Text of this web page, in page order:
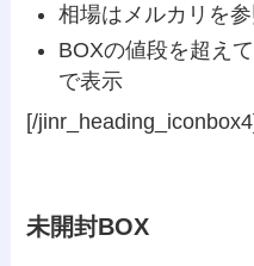
相場はメルカリを参
BOXの値段を超え
で表示
[/
未開封BOX